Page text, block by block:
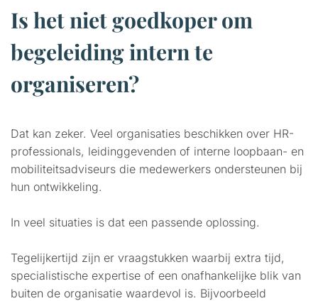
Is het niet goedkoper om
begeleiding intern te
organiseren?
Dat kan zeker. Veel organisaties beschikken over HR-
professionals, leidinggevenden of interne loopbaan- en
mobiliteitsadviseurs die medewerkers ondersteunen bij
hun ontwikkeling.
In veel situaties is dat een passende oplossing.
Tegelijkertijd zijn er vraagstukken waarbij extra tijd,
specialistische expertise of een onafhankelijke blik van
buiten de organisatie waardevol is. Bijvoorbeeld